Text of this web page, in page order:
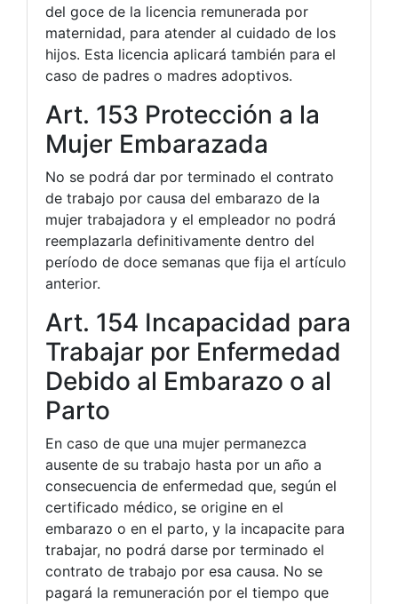
del goce de la licencia remunerada por
maternidad, para atender al cuidado de los
hijos. Esta licencia aplicará también para el
caso de padres o madres adoptivos.
Art. 153 Protección a la
Mujer Embarazada
No se podrá dar por terminado el contrato
de trabajo por causa del embarazo de la
mujer trabajadora y el empleador no podrá
reemplazarla definitivamente dentro del
período de doce semanas que fija el artículo
anterior.
Art. 154 Incapacidad para
Trabajar por Enfermedad
Debido al Embarazo o al
Parto
En caso de que una mujer permanezca
ausente de su trabajo hasta por un año a
consecuencia de enfermedad que, según el
certificado médico, se origine en el
embarazo o en el parto, y la incapacite para
trabajar, no podrá darse por terminado el
contrato de trabajo por esa causa. No se
pagará la remuneración por el tiempo que